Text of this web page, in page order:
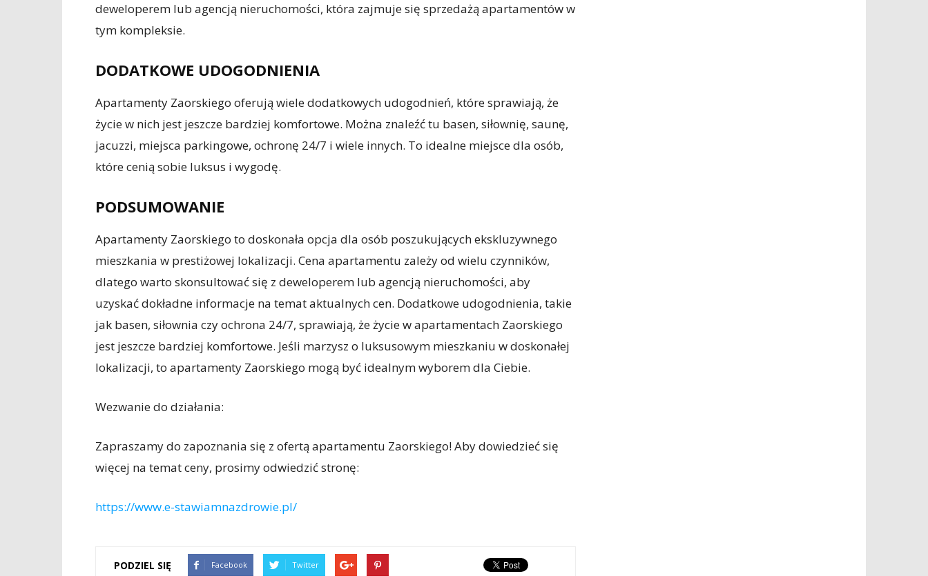
deweloperem lub agencją nieruchomości, która zajmuje się sprzedażą apartamentów w
tym kompleksie.
DODATKOWE UDOGODNIENIA
Apartamenty Zaorskiego oferują wiele dodatkowych udogodnień, które sprawiają, że
życie w nich jest jeszcze bardziej komfortowe. Można znaleźć tu basen, siłownię, saunę,
jacuzzi, miejsca parkingowe, ochronę 24/7 i wiele innych. To idealne miejsce dla osób,
które cenią sobie luksus i wygodę.
PODSUMOWANIE
Apartamenty Zaorskiego to doskonała opcja dla osób poszukujących ekskluzywnego
mieszkania w prestiżowej lokalizacji. Cena apartamentu zależy od wielu czynników,
dlatego warto skonsultować się z deweloperem lub agencją nieruchomości, aby
uzyskać dokładne informacje na temat aktualnych cen. Dodatkowe udogodnienia, takie
jak basen, siłownia czy ochrona 24/7, sprawiają, że życie w apartamentach Zaorskiego
jest jeszcze bardziej komfortowe. Jeśli marzysz o luksusowym mieszkaniu w doskonałej
lokalizacji, to apartamenty Zaorskiego mogą być idealnym wyborem dla Ciebie.
Wezwanie do działania:
Zapraszamy do zapoznania się z ofertą apartamentu Zaorskiego! Aby dowiedzieć się
więcej na temat ceny, prosimy odwiedzić stronę:
https://www.e-stawiamnazdrowie.pl/
PODZIEL SIĘ Facebook Twitter